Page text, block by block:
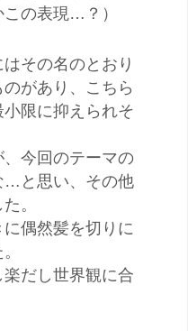
の表現…？）
その名のとおり
があり、こちら
限に抑えられそ
今回のテーマの
…と思い、その他
。
偶然髪を切りに
楽だし世界観に合